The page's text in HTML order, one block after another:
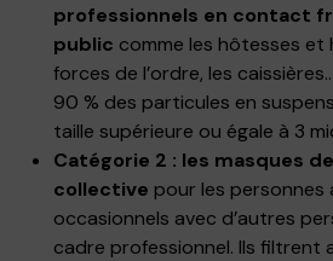
professionnels en contact
public comme les hôtesses et
forces de l’ordre, les
90 % des particules en
taille supérieure ou égale à 3
Catégorie 2 : les masques
collective pour les
occasionnels avec d’autres
cadre professionnel. Ils filtrent